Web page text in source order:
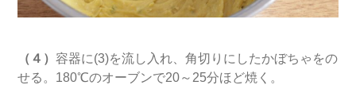
（４）容器に(3)を流し入れ、角切りにしたかぼちゃをの
せる。180℃のオーブンで20～25分ほど焼く。